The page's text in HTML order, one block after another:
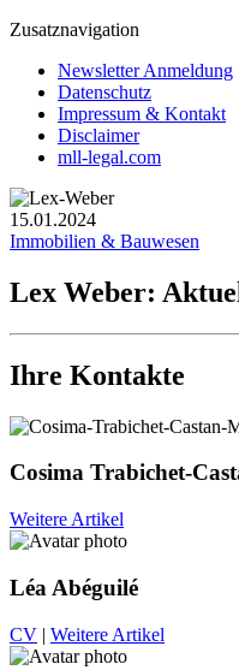
Zusatznavigation
Newsletter Anmeldung
Datenschutz
Impressum & Kontakt
Disclaimer
mll-legal.com
15.01.2024
Immobilien & Bauwesen
Lex Weber:
Ihre Kontakte
Cosima Trabichet-
Weitere Artikel
Léa Abéguilé
CV | Weitere Artikel